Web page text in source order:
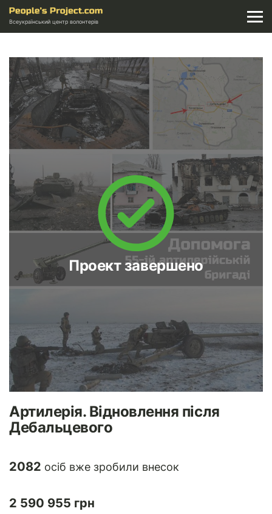
Всеукраїнський центр волонтерів
Проект завершено
Артилерія. Відновлення після
Дебальцевого
2082 осіб вже зробили внесок
2 590 955 грн